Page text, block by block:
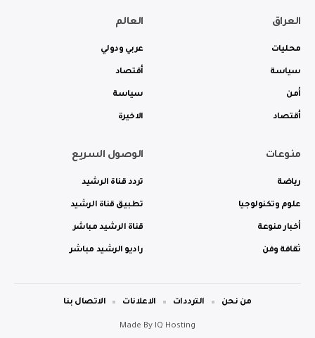
العراق
محليات
سياسة
أمن
أقتصاد
العالم
عربي ودولي
أقتصاد
سياسة
الاخيرة
منوعات
رياضة
علوم وتكنولوجيا
أخبار منوعة
ثقافة وفن
الوصول السريع
تردد قناة الرشيد
تطبيق قناة الرشيد
قناة الرشيد مباشر
راديو الرشيد مباشر
Made By IQ Hosting
من نحن الترددات الاعلانات الاتصال بنا